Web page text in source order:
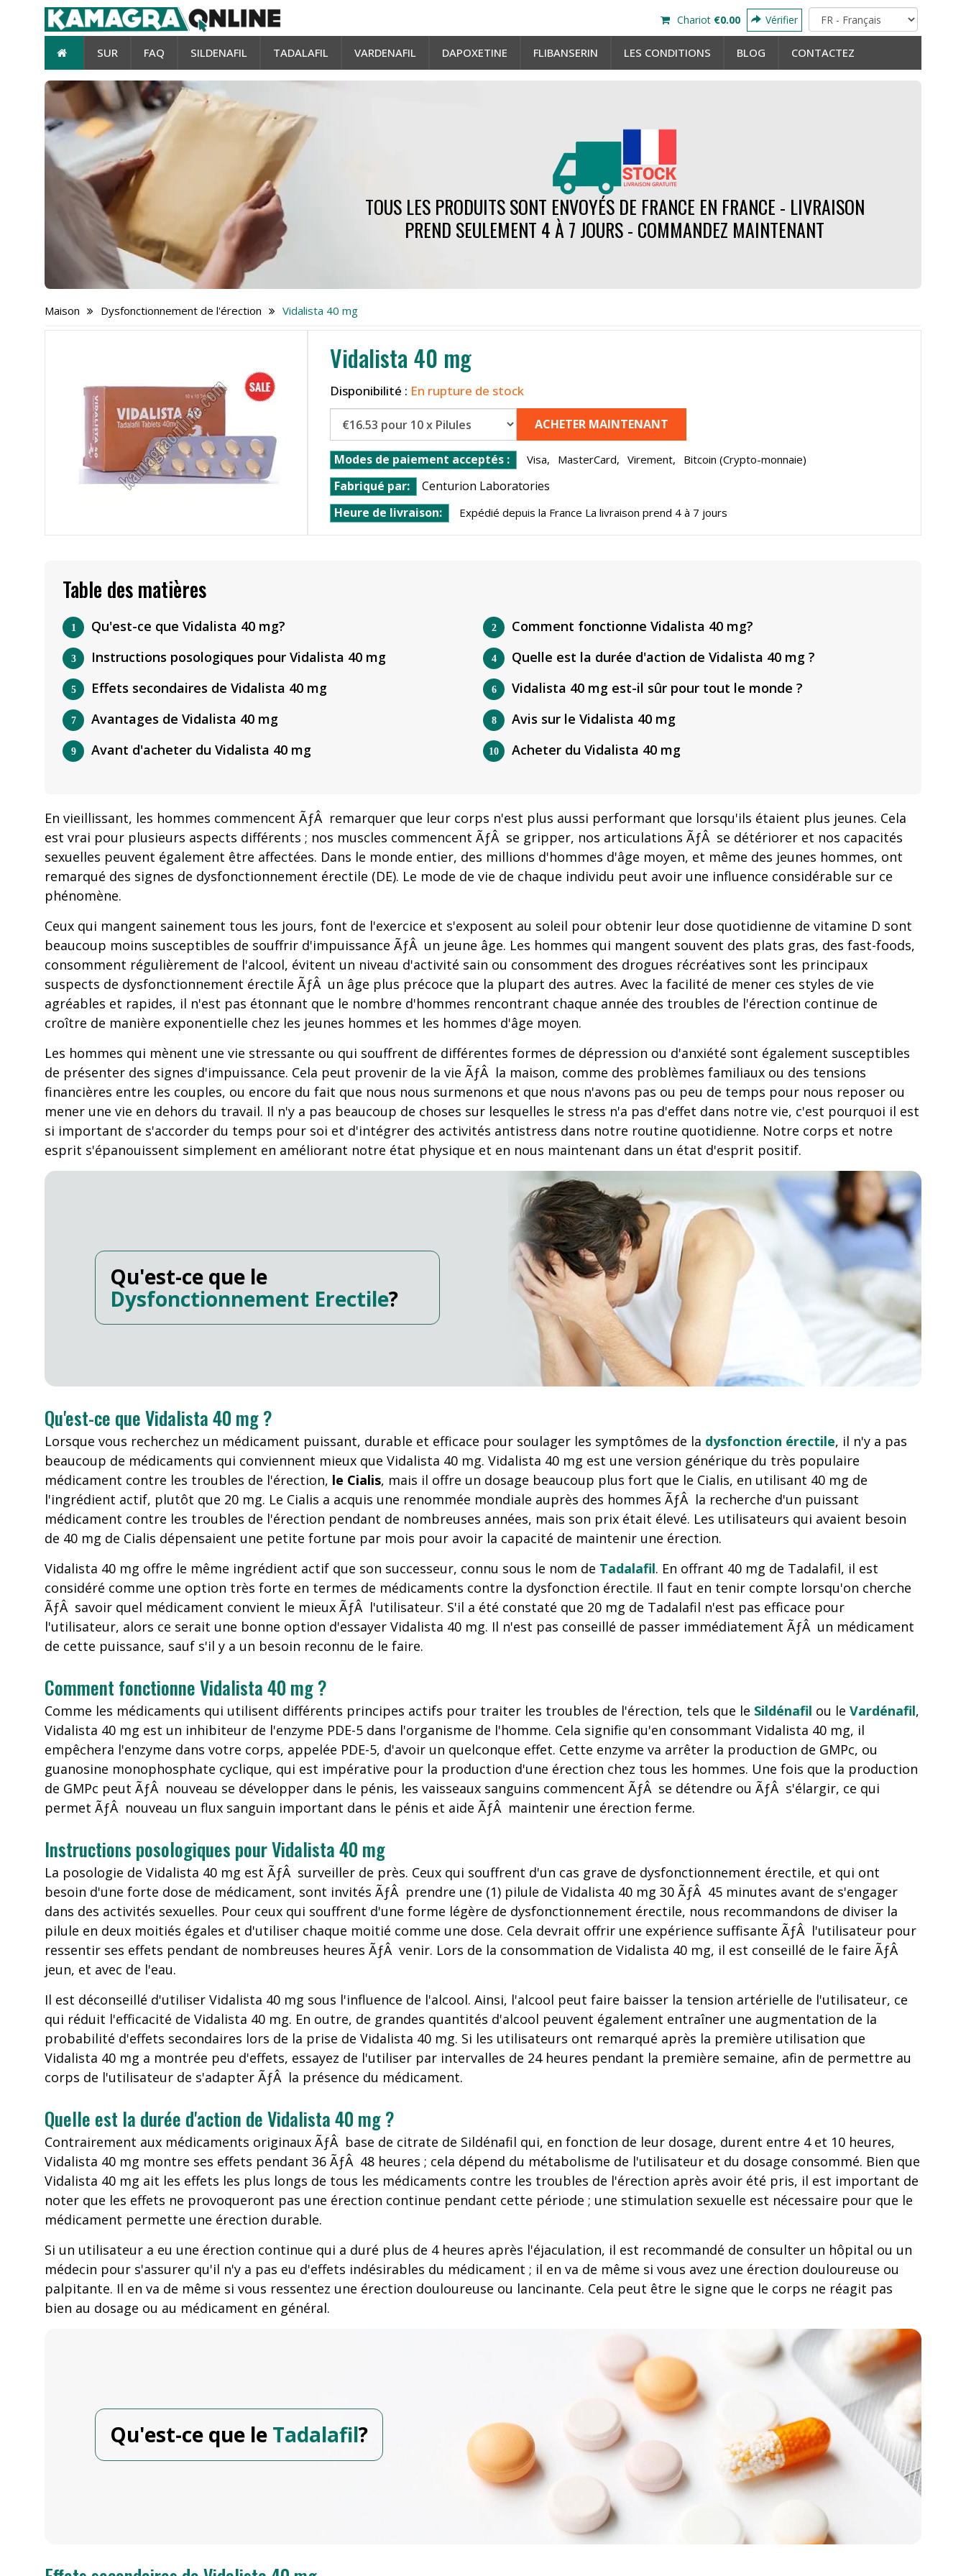
Chariot €0.00 Vérifier
SUR FAQ SILDENAFIL TADALAFIL VARDENAFIL DAPOXETINE FLIBANSERIN LES CONDITIONS BLOG CONTACTEZ
TOUS LES PRODUITS SONT ENVOYÉS DE FRANCE EN FRANCE - LIVRAISON
PREND SEULEMENT 4 À 7 JOURS - COMMANDEZ MAINTENANT
Maison Dysfonctionnement de l'érection Vidalista 40 mg
Vidalista 40 mg
Disponibilité : En rupture de stock
ACHETER MAINTENANT
Modes de paiement acceptés : Visa, MasterCard, Virement, Bitcoin (Crypto-monnaie)
Fabriqué par:
Centurion Laboratories
Heure de livraison:
Expédié depuis la France La livraison prend 4 à 7 jours
Table des matières
Qu'est-ce que Vidalista 40 mg?
Comment fonctionne Vidalista 40 mg?
Instructions posologiques pour Vidalista 40 mg
Quelle est la durée d'action de Vidalista 40 mg ?
Effets secondaires de Vidalista 40 mg
Vidalista 40 mg est-il sûr pour tout le monde ?
Avantages de Vidalista 40 mg
Avis sur le Vidalista 40 mg
Avant d'acheter du Vidalista 40 mg
Acheter du Vidalista 40 mg
En vieillissant, les hommes commencent ÃƒÂ remarquer que leur corps n'est plus aussi performant que lorsqu'ils étaient plus jeunes. Cela
est vrai pour plusieurs aspects différents ; nos muscles commencent ÃƒÂ se gripper, nos articulations ÃƒÂ se détériorer et nos capacités
sexuelles peuvent également être affectées. Dans le monde entier, des millions d'hommes d'âge moyen, et même des jeunes hommes, ont
remarqué des signes de dysfonctionnement érectile (DE). Le mode de vie de chaque individu peut avoir une influence considérable sur ce
phénomène.
Ceux qui mangent sainement tous les jours, font de l'exercice et s'exposent au soleil pour obtenir leur dose quotidienne de vitamine D sont
beaucoup moins susceptibles de souffrir d'impuissance ÃƒÂ un jeune âge. Les hommes qui mangent souvent des plats gras, des fast-foods,
consomment régulièrement de l'alcool, évitent un niveau d'activité sain ou consomment des drogues récréatives sont les principaux
suspects de dysfonctionnement érectile ÃƒÂ un âge plus précoce que la plupart des autres. Avec la facilité de mener ces styles de vie
agréables et rapides, il n'est pas étonnant que le nombre d'hommes rencontrant chaque année des troubles de l'érection continue de
croître de manière exponentielle chez les jeunes hommes et les hommes d'âge moyen.
Les hommes qui mènent une vie stressante ou qui souffrent de différentes formes de dépression ou d'anxiété sont également susceptibles
de présenter des signes d'impuissance. Cela peut provenir de la vie ÃƒÂ la maison, comme des problèmes familiaux ou des tensions
financières entre les couples, ou encore du fait que nous nous surmenons et que nous n'avons pas ou peu de temps pour nous reposer ou
mener une vie en dehors du travail. Il n'y a pas beaucoup de choses sur lesquelles le stress n'a pas d'effet dans notre vie, c'est pourquoi il est
si important de s'accorder du temps pour soi et d'intégrer des activités antistress dans notre routine quotidienne. Notre corps et notre
esprit s'épanouissent simplement en améliorant notre état physique et en nous maintenant dans un état d'esprit positif.
Qu'est-ce que le
Dysfonctionnement Erectile?
Qu'est-ce que Vidalista 40 mg ?
Lorsque vous recherchez un médicament puissant, durable et efficace pour soulager les symptômes de la dysfonction érectile, il n'y a pas
beaucoup de médicaments qui conviennent mieux que Vidalista 40 mg. Vidalista 40 mg est une version générique du très populaire
médicament contre les troubles de l'érection, le Cialis, mais il offre un dosage beaucoup plus fort que le Cialis, en utilisant 40 mg de
l'ingrédient actif, plutôt que 20 mg. Le Cialis a acquis une renommée mondiale auprès des hommes ÃƒÂ la recherche d'un puissant
médicament contre les troubles de l'érection pendant de nombreuses années, mais son prix était élevé. Les utilisateurs qui avaient besoin
de 40 mg de Cialis dépensaient une petite fortune par mois pour avoir la capacité de maintenir une érection.
Vidalista 40 mg offre le même ingrédient actif que son successeur, connu sous le nom de Tadalafil. En offrant 40 mg de Tadalafil, il est
considéré comme une option très forte en termes de médicaments contre la dysfonction érectile. Il faut en tenir compte lorsqu'on cherche
ÃƒÂ savoir quel médicament convient le mieux ÃƒÂ l'utilisateur. S'il a été constaté que 20 mg de Tadalafil n'est pas efficace pour
l'utilisateur, alors ce serait une bonne option d'essayer Vidalista 40 mg. Il n'est pas conseillé de passer immédiatement ÃƒÂ un médicament
de cette puissance, sauf s'il y a un besoin reconnu de le faire.
Comment fonctionne Vidalista 40 mg ?
Comme les médicaments qui utilisent différents principes actifs pour traiter les troubles de l'érection, tels que le Sildénafil ou le Vardénafil,
Vidalista 40 mg est un inhibiteur de l'enzyme PDE-5 dans l'organisme de l'homme. Cela signifie qu'en consommant Vidalista 40 mg, il
empêchera l'enzyme dans votre corps, appelée PDE-5, d'avoir un quelconque effet. Cette enzyme va arrêter la production de GMPc, ou
guanosine monophosphate cyclique, qui est impérative pour la production d'une érection chez tous les hommes. Une fois que la production
de GMPc peut ÃƒÂ nouveau se développer dans le pénis, les vaisseaux sanguins commencent ÃƒÂ se détendre ou ÃƒÂ s'élargir, ce qui
permet ÃƒÂ nouveau un flux sanguin important dans le pénis et aide ÃƒÂ maintenir une érection ferme.
Instructions posologiques pour Vidalista 40 mg
La posologie de Vidalista 40 mg est ÃƒÂ surveiller de près. Ceux qui souffrent d'un cas grave de dysfonctionnement érectile, et qui ont
besoin d'une forte dose de médicament, sont invités ÃƒÂ prendre une (1) pilule de Vidalista 40 mg 30 ÃƒÂ 45 minutes avant de s'engager
dans des activités sexuelles. Pour ceux qui souffrent d'une forme légère de dysfonctionnement érectile, nous recommandons de diviser la
pilule en deux moitiés égales et d'utiliser chaque moitié comme une dose. Cela devrait offrir une expérience suffisante ÃƒÂ l'utilisateur pour
ressentir ses effets pendant de nombreuses heures ÃƒÂ venir. Lors de la consommation de Vidalista 40 mg, il est conseillé de le faire ÃƒÂ
jeun, et avec de l'eau.
Il est déconseillé d'utiliser Vidalista 40 mg sous l'influence de l'alcool. Ainsi, l'alcool peut faire baisser la tension artérielle de l'utilisateur, ce
qui réduit l'efficacité de Vidalista 40 mg. En outre, de grandes quantités d'alcool peuvent également entraîner une augmentation de la
probabilité d'effets secondaires lors de la prise de Vidalista 40 mg. Si les utilisateurs ont remarqué après la première utilisation que
Vidalista 40 mg a montrée peu d'effets, essayez de l'utiliser par intervalles de 24 heures pendant la première semaine, afin de permettre au
corps de l'utilisateur de s'adapter ÃƒÂ la présence du médicament.
Quelle est la durée d'action de Vidalista 40 mg ?
Contrairement aux médicaments originaux ÃƒÂ base de citrate de Sildénafil qui, en fonction de leur dosage, durent entre 4 et 10 heures,
Vidalista 40 mg montre ses effets pendant 36 ÃƒÂ 48 heures ; cela dépend du métabolisme de l'utilisateur et du dosage consommé. Bien que
Vidalista 40 mg ait les effets les plus longs de tous les médicaments contre les troubles de l'érection après avoir été pris, il est important de
noter que les effets ne provoqueront pas une érection continue pendant cette période ; une stimulation sexuelle est nécessaire pour que le
médicament permette une érection durable.
Si un utilisateur a eu une érection continue qui a duré plus de 4 heures après l'éjaculation, il est recommandé de consulter un hôpital ou un
médecin pour s'assurer qu'il n'y a pas eu d'effets indésirables du médicament ; il en va de même si vous avez une érection douloureuse ou
palpitante. Il en va de même si vous ressentez une érection douloureuse ou lancinante. Cela peut être le signe que le corps ne réagit pas
bien au dosage ou au médicament en général.
Qu'est-ce que le Tadalafil?